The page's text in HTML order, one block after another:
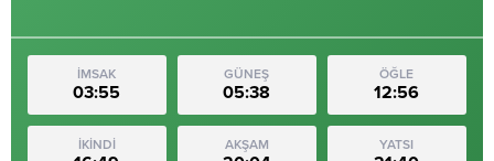
İMSAK
03:55
GÜNEŞ
05:38
ÖĞLE
12:56
İKİNDİ AKŞAM YATSI